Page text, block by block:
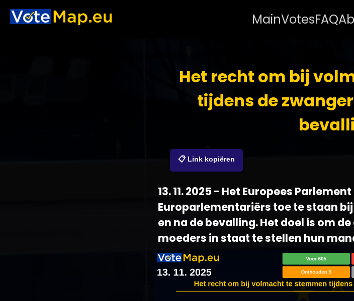
MainVotesFAQ
Het recht om bij
tijdens de
📋 Link kopiëren
13. 11. 2025 - Het Europees
Europarlementariërs toe te staan
en na de bevalling. Het doel is om
moeders in staat te stellen hun